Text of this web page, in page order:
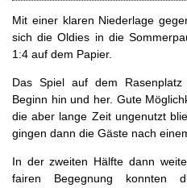
Mit einer klaren Niederlage
sich die Oldies in die
1:4 auf dem Papier.
Das Spiel auf dem
Beginn hin und her. Gute
die aber lange Zeit ungenutzt
gingen dann die Gäste nach
In der zweiten Hälfte dann
fairen Begegnung konnten